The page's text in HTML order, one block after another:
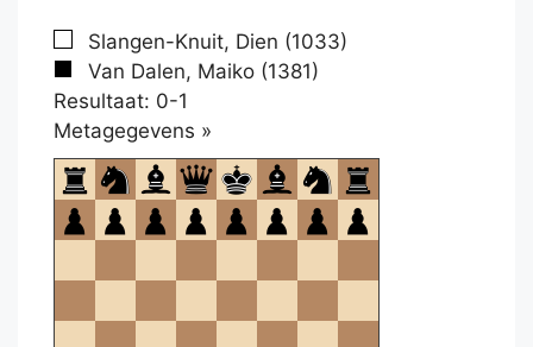
Slangen-Knuit, Dien (1033)
Van Dalen, Maiko (1381)
Resultaat: 0-1
Metagegevens »
om
te
openen.